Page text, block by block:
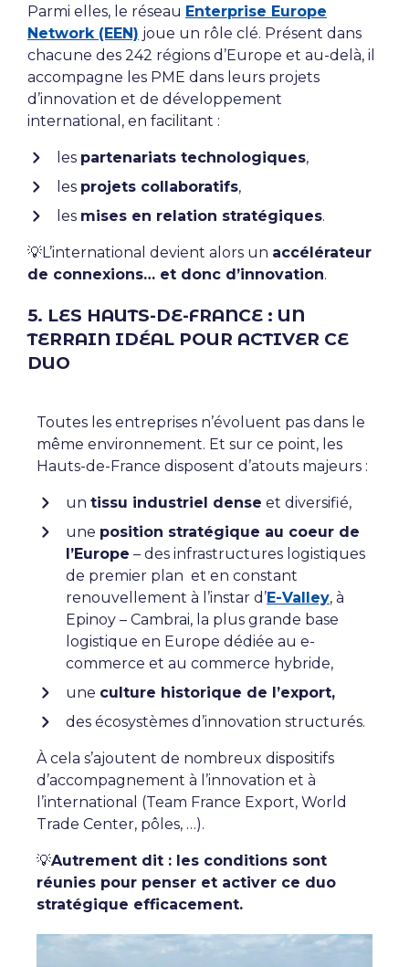
Parmi elles, le réseau Enterprise Europe
Network (EEN) joue un rôle clé. Présent dans
chacune des 242 régions d’Europe et au-delà, il
accompagne les PME dans leurs projets
d’innovation et de développement
international, en facilitant :
les partenariats technologiques,
les projets collaboratifs,
les mises en relation stratégiques.
💡L’international devient alors un accélérateur
de connexions… et donc d’innovation.
5. LES HAUTS-DE-FRANCE : UN
TERRAIN IDÉAL POUR ACTIVER CE
DUO
Toutes les entreprises n’évoluent pas dans le
même environnement. Et sur ce point, les
Hauts-de-France disposent d’atouts majeurs :
un tissu industriel dense et diversifié,
une position stratégique au coeur de
l’Europe – des infrastructures logistiques
de premier plan et en constant
renouvellement à l’instar d ’E-Valley, à
Epinoy – Cambrai, la plus grande base
logistique en Europe dédiée au e-
commerce et au commerce hybride,
une culture historique de l’export,
des écosystèmes d’innovation structurés.
À cela s’ajoutent de nombreux dispositifs
d’accompagnement à l’innovation et à
l’international (Team France Export, World
Trade Center, pôles, …).
💡Autrement dit : les conditions sont
réunies pour penser et activer ce duo
stratégique efficacement.